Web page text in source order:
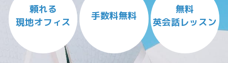
頼れる
現地オフィス
手数料無料
無料
英会話レッスン